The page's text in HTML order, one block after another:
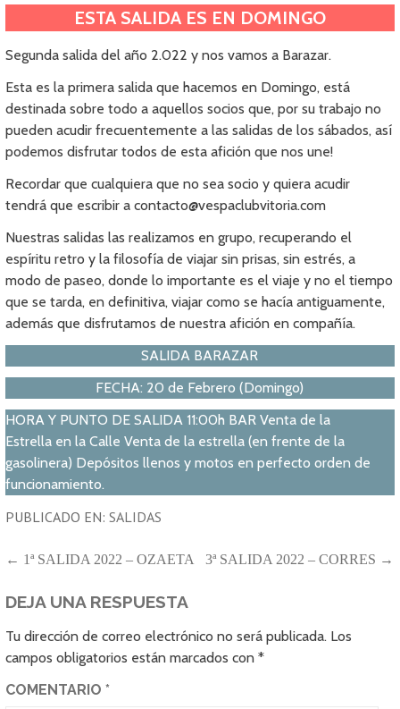
ESTA SALIDA ES EN DOMINGO
Segunda salida del año 2.022 y nos vamos a Barazar.
Esta es la primera salida que hacemos en Domingo, está
destinada sobre todo a aquellos socios que, por su trabajo no
pueden acudir frecuentemente a las salidas de los sábados, así
podemos disfrutar todos de esta afición que nos une!
Recordar que cualquiera que no sea socio y quiera acudir
tendrá que escribir a contacto@vespaclubvitoria.com
Nuestras salidas las realizamos en grupo, recuperando el
espíritu retro y la filosofía de viajar sin prisas, sin estrés, a
modo de paseo, donde lo importante es el viaje y no el tiempo
que se tarda, en definitiva, viajar como se hacía antiguamente,
además que disfrutamos de nuestra afición en compañía.
SALIDA BARAZAR
FECHA: 20 de Febrero (Domingo)
HORA Y PUNTO DE SALIDA 11:00h BAR Venta de la
Estrella en la Calle Venta de la estrella (en frente de la
gasolinera) Depósitos llenos y motos en perfecto orden de
funcionamiento.
PUBLICADO EN:SALIDAS
NAVEGACIÓN
DE
ENTRADAS
← 1ª SALIDA 2022 – OZAETA 3ª SALIDA 2022 – CORRES →
DEJA UNA RESPUESTA
Tu dirección de correo electrónico no será publicada. Los
campos obligatorios están marcados con*
COMENTARIO*